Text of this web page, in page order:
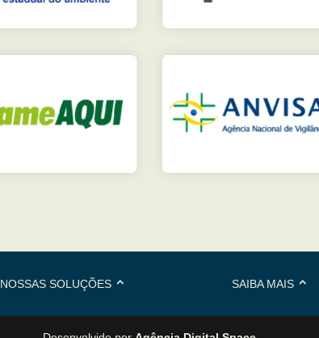
NOSSAS SOLUÇÕES SAIBA MAIS